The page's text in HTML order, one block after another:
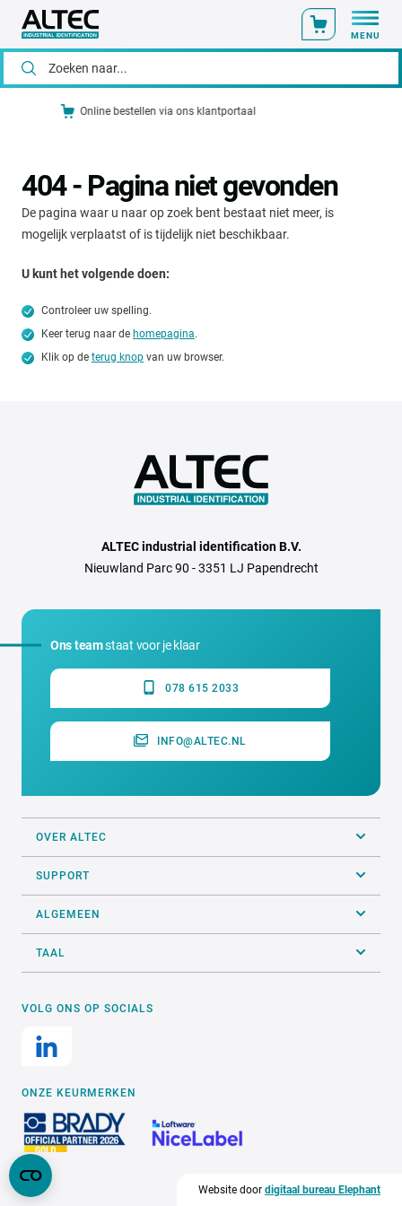
MENU
Voor 14:00 uur besteld? Vandaag
404 - Pagina niet gevonden
De pagina waar u naar op zoek bent bestaat niet meer, is
mogelijk verplaatst of is tijdelijk niet beschikbaar.
U kunt het volgende doen:
Controleer uw spelling.
Keer terug naar de homepagina.
Klik op de terug knop van uw browser.
ALTEC industrial identification B.V.
Nieuwland Parc 90 - 3351 LJ Papendrecht
Ons teamstaat voor je klaar
078 615 2033
INFO@ALTEC.NL
OVER ALTEC
SUPPORT
ALGEMEEN
TAAL
VOLG ONS OP SOCIALS
ONZE KEURMERKEN
Website door digitaal bureau Elephant